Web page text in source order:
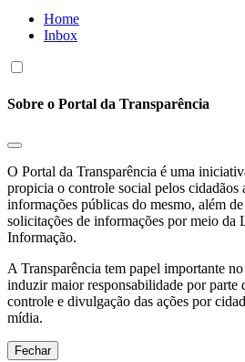
Home
Inbox
Sobre o Portal da Transparência
O Portal da Transparência é uma
propicia o controle social pelos cidadãos
informações públicas do mesmo, além
solicitações de informações por meio da
Informação.
A Transparência tem papel importante
induzir maior responsabilidade por parte
controle e divulgação das ações por
mídia.
Fechar